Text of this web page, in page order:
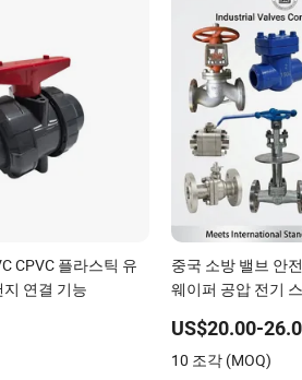
CPVC 플라스틱 유
연결 기능
중국 소방 밸브 안
웨이퍼 공압 전기
US$20.00-
10 조각 (MOQ)